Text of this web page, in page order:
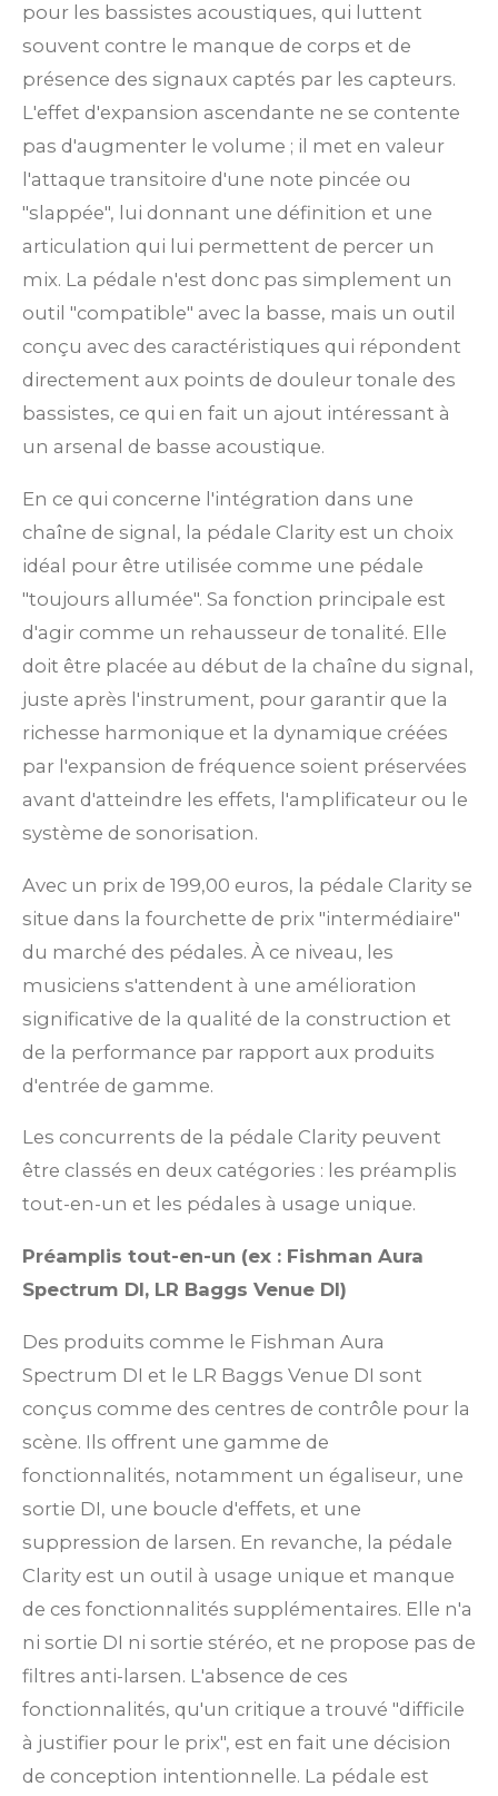
pour les bassistes acoustiques, qui luttent
souvent contre le manque de corps et de
présence des signaux captés par les capteurs.
L'effet d'expansion ascendante ne se contente
pas d'augmenter le volume ; il met en valeur
l'attaque transitoire d'une note pincée ou
"slappée", lui donnant une définition et une
articulation qui lui permettent de percer un
mix. La pédale n'est donc pas simplement un
outil "compatible" avec la basse, mais un outil
conçu avec des caractéristiques qui répondent
directement aux points de douleur tonale des
bassistes, ce qui en fait un ajout intéressant à
un arsenal de basse acoustique.
En ce qui concerne l'intégration dans une
chaîne de signal, la pédale Clarity est un choix
idéal pour être utilisée comme une pédale
"toujours allumée". Sa fonction principale est
d'agir comme un rehausseur de tonalité. Elle
doit être placée au début de la chaîne du signal,
juste après l'instrument, pour garantir que la
richesse harmonique et la dynamique créées
par l'expansion de fréquence soient préservées
avant d'atteindre les effets, l'amplificateur ou le
système de sonorisation.
Avec un prix de 199,00 euros, la pédale Clarity se
situe dans la fourchette de prix "intermédiaire"
du marché des pédales. À ce niveau, les
musiciens s'attendent à une amélioration
significative de la qualité de la construction et
de la performance par rapport aux produits
d'entrée de gamme.
Les concurrents de la pédale Clarity peuvent
être classés en deux catégories : les préamplis
tout-en-un et les pédales à usage unique.
Préamplis tout-en-un (ex : Fishman Aura
Spectrum DI, LR Baggs Venue DI)
Des produits comme le Fishman Aura
Spectrum DI et le LR Baggs Venue DI sont
conçus comme des centres de contrôle pour la
scène. Ils offrent une gamme de
fonctionnalités, notamment un égaliseur, une
sortie DI, une boucle d'effets, et une
suppression de larsen. En revanche, la pédale
Clarity est un outil à usage unique et manque
de ces fonctionnalités supplémentaires. Elle n'a
ni sortie DI ni sortie stéréo, et ne propose pas de
filtres anti-larsen. L'absence de ces
fonctionnalités, qu'un critique a trouvé "difficile
à justifier pour le prix", est en fait une décision
de conception intentionnelle. La pédale est